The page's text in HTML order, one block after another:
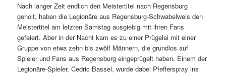
Nach langer Zeit endlich den Meistertitel nach Regensburg
geholt, haben die Legionäre aus Regensburg-Schwabelweis den
Meistertitel am letzten Samstag ausgiebig mit ihren Fans
gefeiert. Aber in der Nacht kam es zu einer Prügelei mit einer
Gruppe von etwa zehn bis zwölf Männern, die grundlos auf
Spieler und Fans aus Regensburg eingeprügelt haben. Einem der
Legionäre-Spieler, Cedric Bassel, wurde dabei Pfefferspray ins